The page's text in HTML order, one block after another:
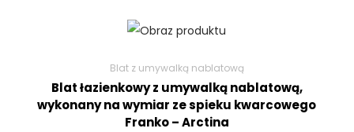
Blat z umywalką nablatową
Blat łazienkowy z umywalką nablatową,
wykonany na wymiar ze spieku kwarcowego
Franko – Arctina